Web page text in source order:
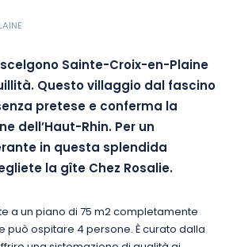
Sainte-Croix-en-Plaine
Questo villaggio dal fascino
pretese e conferma la
dell’Haut-Rhin. Per un
in questa splendida
la gîte Chez Rosalie.
a un piano di 75 m2 completamente
può ospitare 4 persone. È curato dalla